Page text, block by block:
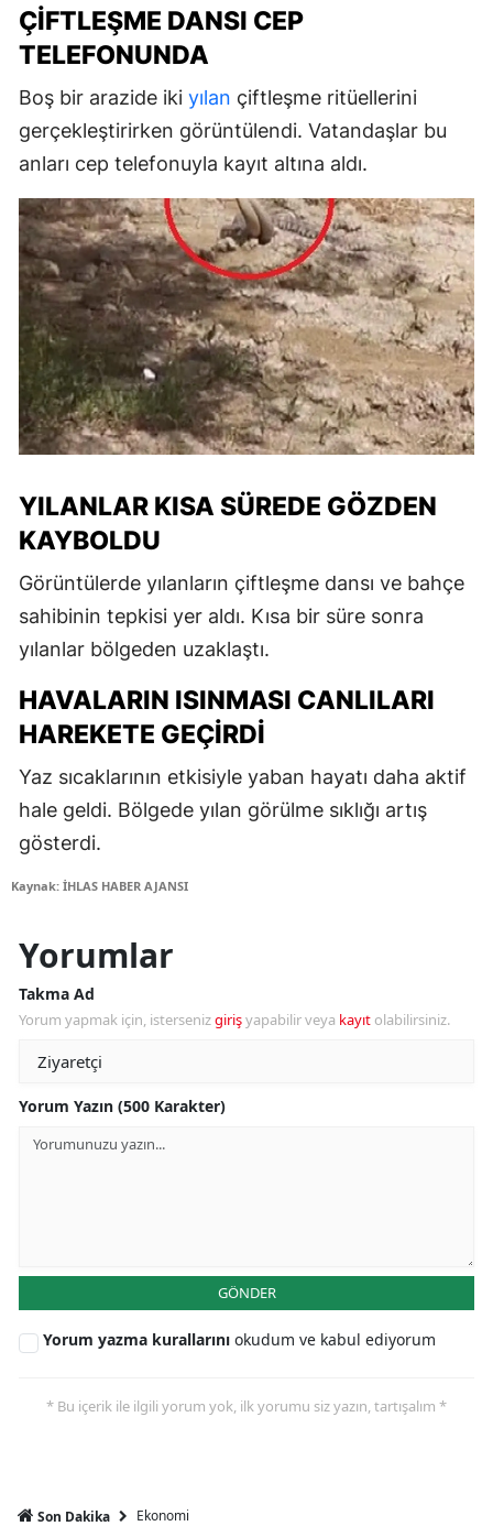
ÇIFTLEŞME DANSI CEP
TELEFONUNDA
Boş bir arazide iki yılan çiftleşme ritüellerini
gerçekleştirirken görüntülendi. Vatandaşlar bu
anları cep telefonuyla kayıt altına aldı.
YILANLAR KISA SÜREDE GÖZDEN
KAYBOLDU
Görüntülerde yılanların çiftleşme dansı ve bahçe
sahibinin tepkisi yer aldı. Kısa bir süre sonra
yılanlar bölgeden uzaklaştı.
HAVALARIN ISINMASI CANLILARI
HAREKETE GEÇIRDI
Yaz sıcaklarının etkisiyle yaban hayatı daha aktif
hale geldi. Bölgede yılan görülme sıklığı artış
gösterdi.
Kaynak: İHLAS HABER AJANSI
Yorumlar
Takma Ad
Yorum yapmak için, istersenizgirişyapabilir veya kayıt olabilirsiniz.
Yorum Yazın (500 Karakter)
GÖNDER
Yorum yazma kurallarını okudum ve kabul ediyorum
* Bu içerik ile ilgili yorum yok, ilk yorumu siz yazın, tartışalım *
Son Dakika Ekonomi